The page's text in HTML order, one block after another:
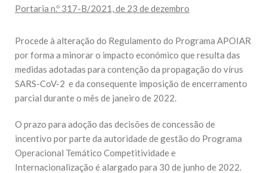
Portaria n.º 317-B/2021, de 23 de dezembro
Procede à alteração do Regulamento do Programa APOIAR
por forma a minorar o impacto económico que resulta das
medidas adotadas para contenção da propagação do vírus
SARS-CoV-2 e da consequente imposição de encerramento
parcial durante o mês de janeiro de 2022.
O prazo para adoção das decisões de concessão de
incentivo por parte da autoridade de gestão do Programa
Operacional Temático Competitividade e
Internacionalização é alargado para 30 de junho de 2022.